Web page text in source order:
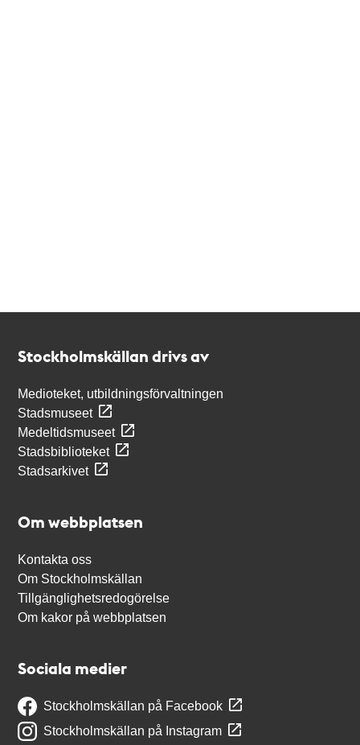
Stockholmskällan drivs av
Medioteket, utbildningsförvaltningen
Stadsmuseet
Medeltidsmuseet
Stadsbiblioteket
Stadsarkivet
Om webbplatsen
Kontakta oss
Om Stockholmskällan
Tillgänglighetsredogörelse
Om kakor på webbplatsen
Sociala medier
Stockholmskällan på Facebook
Stockholmskällan på Instagram